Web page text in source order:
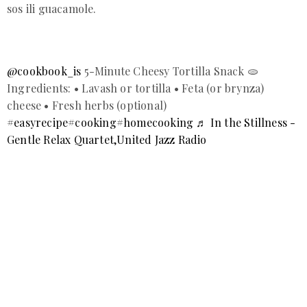
sos ili guacamole.
@cookbook_is 5-Minute Cheesy Tortilla Snack 🫓
Ingredients: • Lavash or tortilla • Feta (or brynza)
cheese • Fresh herbs (optional)
#easyrecipe#cooking#homecooking ♬ In the Stillness -
Gentle Relax Quartet,United Jazz Radio